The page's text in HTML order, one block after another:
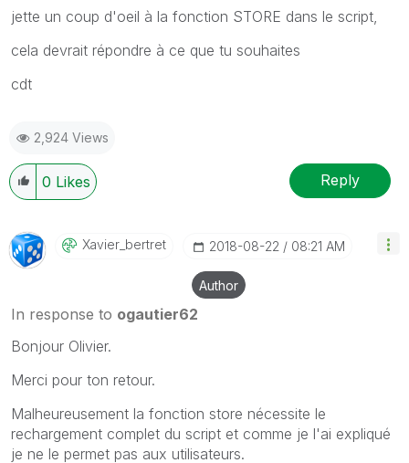
jette un coup d'oeil à la fonction STORE dans le script,
cela devrait répondre à ce que tu souhaites
cdt
2,924 Views
0 Likes Reply
Xavier_bertret ‎2018-08-22 08:21 AM
Author
In response to ogautier62
Bonjour Olivier.
Merci pour ton retour.
Malheureusement la fonction store nécessite le
rechargement complet du script et comme je l'ai expliqué
je ne le permet pas aux utilisateurs.